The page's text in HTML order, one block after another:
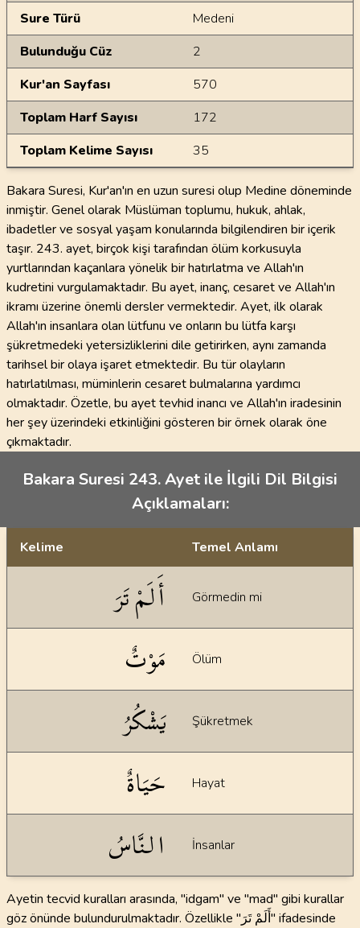
Sure Türü
Medeni
Bulunduğu Cüz
2
Kur'an Sayfası
570
Toplam Harf Sayısı
172
Toplam Kelime Sayısı
35
Bakara Suresi, Kur'an'ın en uzun suresi olup Medine döneminde
inmiştir. Genel olarak Müslüman toplumu, hukuk, ahlak,
ibadetler ve sosyal yaşam konularında bilgilendiren bir içerik
taşır. 243. ayet, birçok kişi tarafından ölüm korkusuyla
yurtlarından kaçanlara yönelik bir hatırlatma ve Allah'ın
kudretini vurgulamaktadır. Bu ayet, inanç, cesaret ve Allah'ın
ikramı üzerine önemli dersler vermektedir. Ayet, ilk olarak
Allah'ın insanlara olan lütfunu ve onların bu lütfa karşı
şükretmedeki yetersizliklerini dile getirirken, aynı zamanda
tarihsel bir olaya işaret etmektedir. Bu tür olayların
hatırlatılması, müminlerin cesaret bulmalarına yardımcı
olmaktadır. Özetle, bu ayet tevhid inancı ve Allah'ın iradesinin
her şey üzerindeki etkinliğini gösteren bir örnek olarak öne
çıkmaktadır.
Bakara Suresi 243. Ayet ile İlgili Dil Bilgisi
Açıklamaları:
Kelime Temel Anlamı
أَلَمْ تَرَ Görmedin mi
مَوْتٌ Ölüm
يَشْكُرُ Şükretmek
حَيَاةٌ Hayat
النَّاسُ İnsanlar
Ayetin tecvid kuralları arasında, "idgam" ve "mad" gibi kurallar
göz önünde bulundurulmaktadır. Özellikle "أَلَمْ تَرَ" ifadesinde